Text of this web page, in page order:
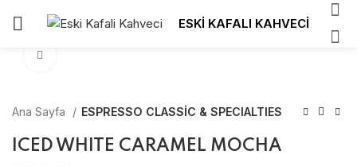
ESKİ KAFALI KAHVECİ
Ana Sayfa ESPRESSO CLASSİC & SPECIALTIES
ICED WHITE CARAMEL MOCHA